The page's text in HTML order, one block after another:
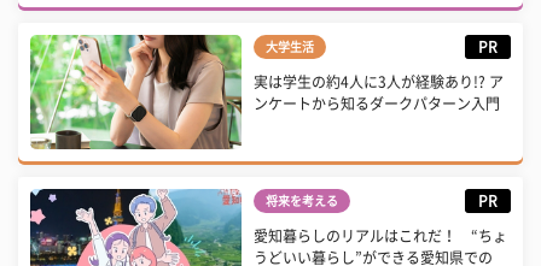
大学生活 PR
実は学生の約4人に3人が経験あり!? ア
ンケートから知るダークパターン入門
将来を考える PR
愛知暮らしのリアルはこれだ！ “ちょ
うどいい暮らし”ができる愛知県での